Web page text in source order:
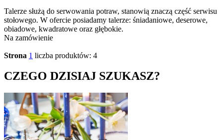
Talerze służą do serwowania potraw, stanowią znaczą część serwisu
stołowego. W ofercie posiadamy talerze: śniadaniowe, deserowe,
obiadowe, kwadratowe oraz głębokie.
Na zamówienie
Strona 1 liczba produktów: 4
CZEGO DZISIAJ SZUKASZ?